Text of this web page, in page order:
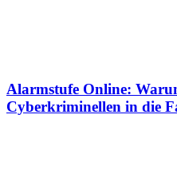
Alarmstufe Online:
Cyberkriminellen in die